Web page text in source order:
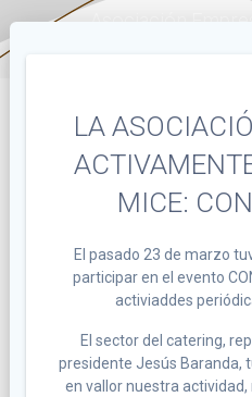
Asociación
LA
MICE:
El pasado 23 de marzo
participar en el evento
activiaddes
El sector del catering,
presidente Jesús Baranda,
en vallor nuestra